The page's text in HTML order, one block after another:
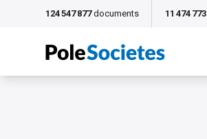
124 547 877 documents 11 474 773